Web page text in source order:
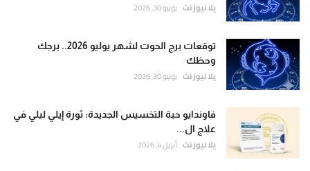
يلا نيوز نت يونيو 30, 2026
توقعات برج الحوت لشهر يوليو 2026.. برجك
وحظك
يلا نيوز نت يونيو 30, 2026
فاوندايو حبة التخسيس الجديدة: ثورة إيلي ليلي في
علاج ال...
يلا نيوز نت أبريل 4, 2026